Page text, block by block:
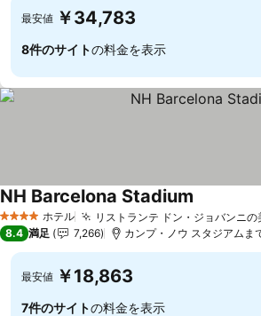
最安値 ￥34,783
8件のサイトの料金を表示
4 ホテルのランク
ホテル リストランテ ドン・ジョバンニの
NH Barcelona Stadium
8.4 満足 7,266 カンプ・ノウ スタジアムま
最安値 ￥18,863
7件のサイトの料金を表示